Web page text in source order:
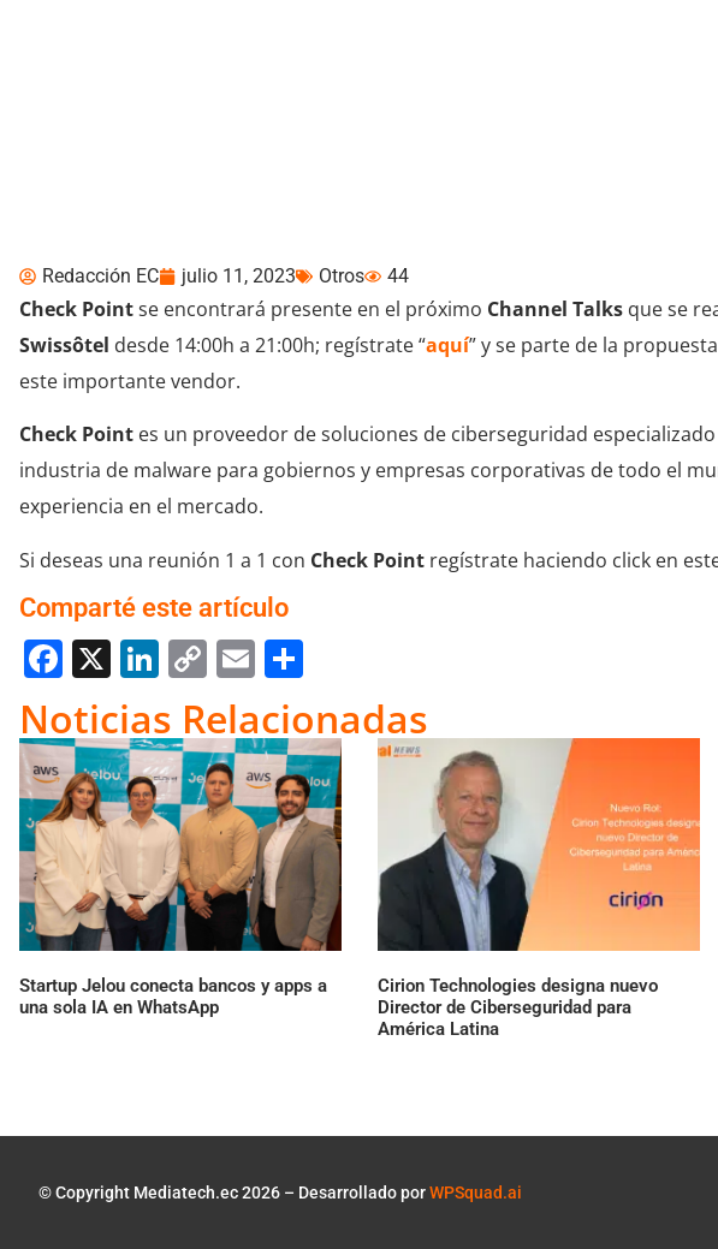
Redacción EC julio 11, 2023 Otros 44
Check Pointse encontrará presente en el próximo Channel Talks que se
Swissôtel desde 14:00h a 21:00h; regístrate “aquí” y se parte de la
este importante vendor.
Check Point es un proveedor de soluciones de ciberseguridad
industria de malware para gobiernos y empresas corporativas de todo el
experiencia en el mercado.
Si deseas una reunión 1 a 1 con Check Point regístrate haciendo click en
Comparté este artículo
Facebook
X LinkedIn
Copy
Link
Email
Noticias Relacionadas
Startup Jelou conecta bancos y apps a
una sola IA en WhatsApp
Cirion Technologies designa nuevo
Director de Ciberseguridad para
América Latina
© Copyright Mediatech.ec 2026 – Desarrollado porWPSquad.ai